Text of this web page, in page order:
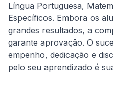
Língua Portuguesa,
Específicos. Embora os
grandes resultados, a
garante aprovação. O
empenho, dedicação e
pelo seu aprendizado é